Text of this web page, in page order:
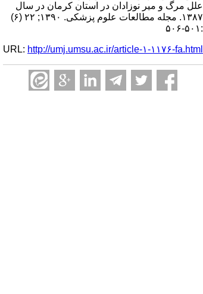
علل مرگ و میر نوزادان در استان کرمان در سال
۱۳۸۷. مجله مطالعات علوم پزشکی. ۱۳۹۰; ۲۲ (۶)
:۵۰۱-۵۰۶
URL: http://umj.umsu.ac.ir/article-۱-۱۱۷۶-fa.html